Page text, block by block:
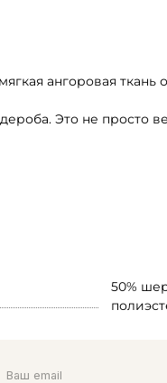
ангоровая ткань
Это не просто
50%
Email